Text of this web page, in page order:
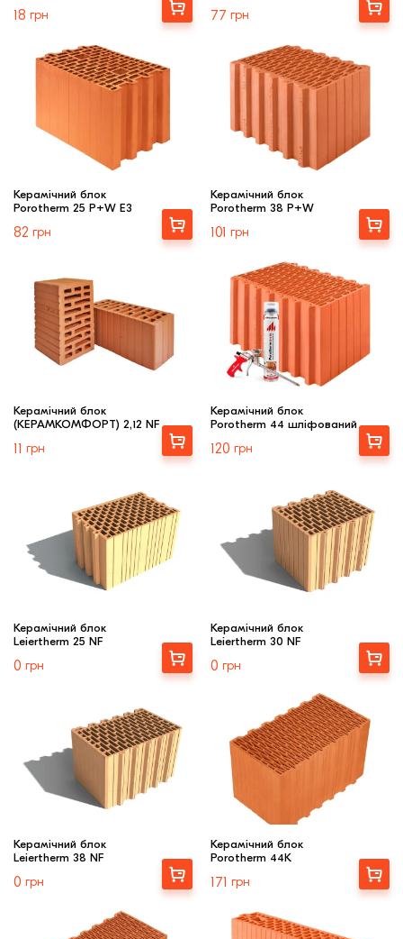
Клінкерная плитка
Будівельні суміші
18 грн
Купити
77 грн
Купити
Керамічний блок
Porotherm 25 P+W E3
82 грн
Купити
Керамічний блок
Porotherm 38 P+W
101 грн
Купити
Керамічний блок
(КЕРАМКОМФОРТ) 2,12 NF
11 грн
Купити
Керамічний блок
Porotherm 44 шліфований
120 грн
Купити
Керамічний блок
Leiertherm 25 NF
0 грн
Купити
Керамічний блок
Leiertherm 30 NF
0 грн
Купити
Керамічний блок
Leiertherm 38 NF
0 грн
Купити
Керамічний блок
Porotherm 44K
171 грн
Купити